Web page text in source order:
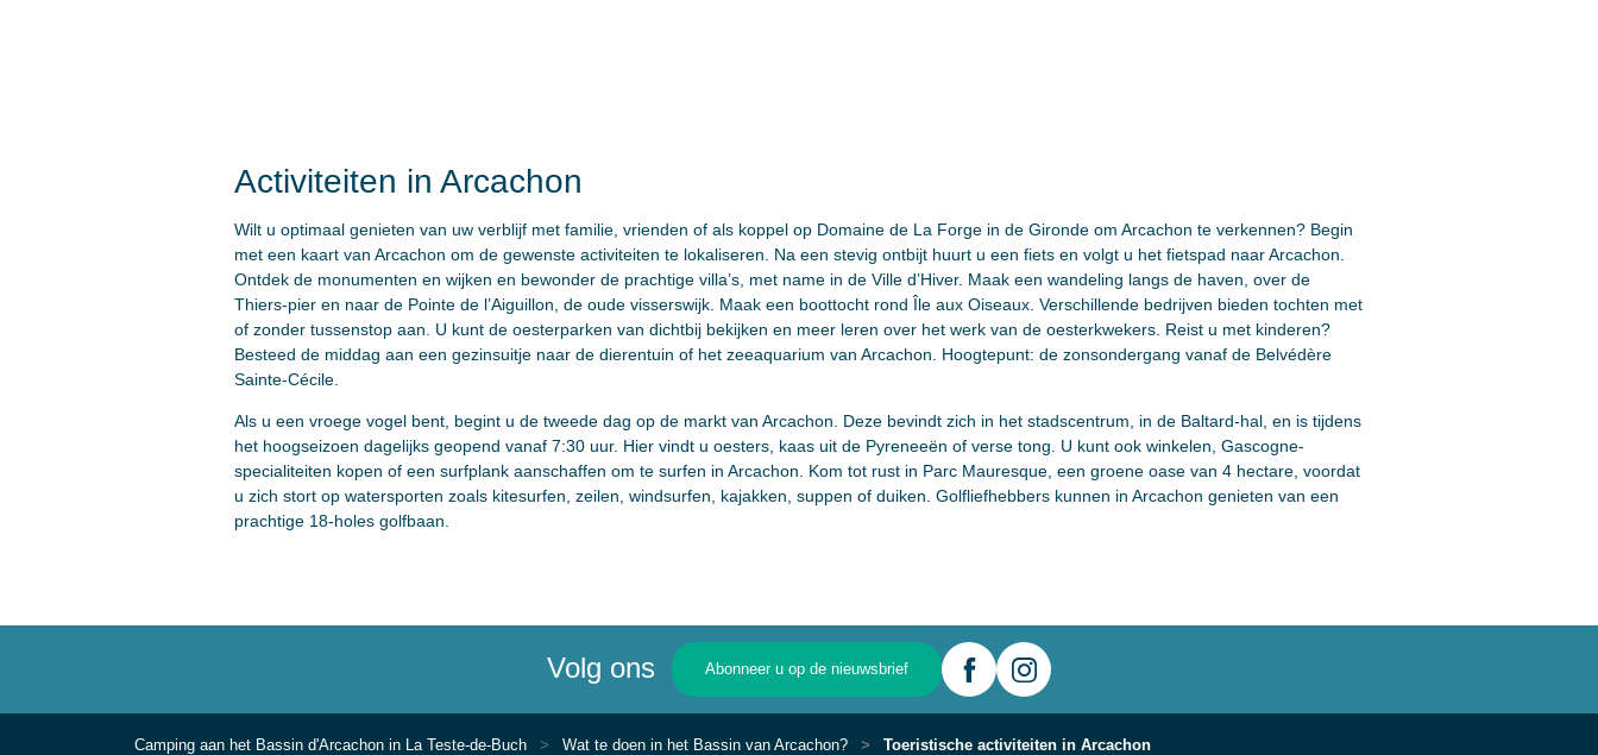
Activiteiten in Arcachon
Wilt u optimaal genieten van uw verblijf met familie, vrienden of als koppel op Domaine de La Forge in de Gironde om Arcachon te verkennen? Begin
met een kaart van Arcachon om de gewenste activiteiten te lokaliseren. Na een stevig ontbijt huurt u een fiets en volgt u het fietspad naar Arcachon.
Ontdek de monumenten en wijken en bewonder de prachtige villa’s, met name in de Ville d’Hiver. Maak een wandeling langs de haven, over de
Thiers-pier en naar de Pointe de l’Aiguillon, de oude visserswijk. Maak een boottocht rond Île aux Oiseaux. Verschillende bedrijven bieden tochten met
of zonder tussenstop aan. U kunt de oesterparken van dichtbij bekijken en meer leren over het werk van de oesterkwekers. Reist u met kinderen?
Besteed de middag aan een gezinsuitje naar de dierentuin of het zeeaquarium van Arcachon. Hoogtepunt: de zonsondergang vanaf de Belvédère
Sainte-Cécile.
Als u een vroege vogel bent, begint u de tweede dag op de markt van Arcachon. Deze bevindt zich in het stadscentrum, in de Baltard-hal, en is tijdens
het hoogseizoen dagelijks geopend vanaf 7:30 uur. Hier vindt u oesters, kaas uit de Pyreneeën of verse tong. U kunt ook winkelen, Gascogne-
specialiteiten kopen of een surfplank aanschaffen om te surfen in Arcachon. Kom tot rust in Parc Mauresque, een groene oase van 4 hectare, voordat
u zich stort op watersporten zoals kitesurfen, zeilen, windsurfen, kajakken, suppen of duiken. Golfliefhebbers kunnen in Arcachon genieten van een
prachtige 18-holes golfbaan.
Volg ons Abonneer u op de nieuwsbrief
Camping aan het Bassin d'Arcachon in La Teste-de-Buch Wat te doen in het Bassin van Arcachon? Toeristische activiteiten in Arcachon